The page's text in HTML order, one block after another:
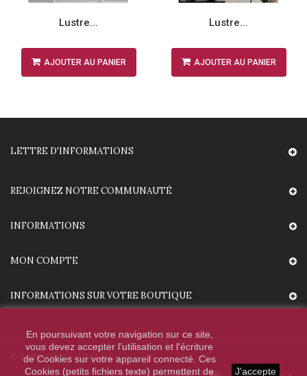
Lustre...
AJOUTER AU PANIER
Lustre...
AJOUTER AU PANIER
LETTRE D'INFORMATIONS
REJOIGNEZ NOTRE COMMUNAUTÉ
INFORMATIONS
MON COMPTE
INFORMATIONS SUR VOTRE BOUTIQUE
En poursuivant votre navigation sur ce site,
vous devez accepter l’utilisation et l'écriture
de Cookies sur votre appareil connecté. Ces
Cookies (petits fichiers texte) permettent de
J'accepte
© 2020 - HighTechDiffusion.